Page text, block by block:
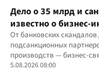
Дело о 35 млрд и
известно о бизнес-
"Родовид Банка"
От банковских
подсанкционных
производств — бизнес-
Дядечко до сих пор
5.08.2026 08:00